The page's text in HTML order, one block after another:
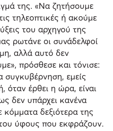
της. «Να ζητήσουμε
τηλεοπτικές ή ακούμε
του αρχηγού της
ρωτάνε οι συνάδελφοί
αλλά αυτό δεν
πρόσθεσε και τόνισε:
συγκυβέρνηση, εμείς
όταν έρθει η ώρα, είναι
δεν υπάρχει κανένα
δεξιότερα της
ύφους που εκφράζουν.